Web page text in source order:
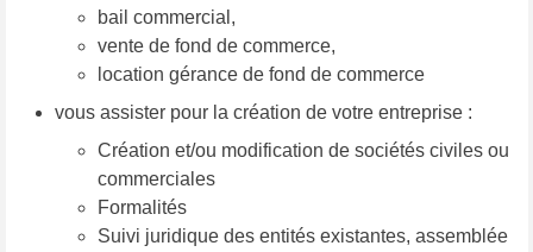
bail commercial,
vente de fond de commerce,
location gérance de fond de commerce
vous assister pour la création de votre entreprise :
Création et/ou modification de sociétés civiles ou
commerciales
Formalités
Suivi juridique des entités existantes, assemblée